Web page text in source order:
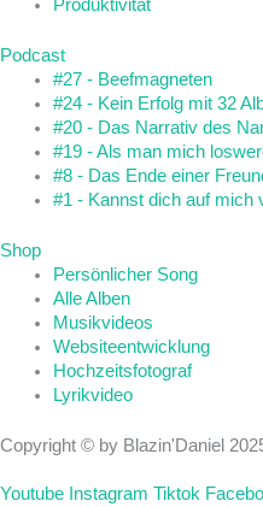
Produktivität
Podcast
#27 - Beefmagneten
#24 - Kein Erfolg mit 32
#20 - Das Narrativ des
#19 - Als man mich
#8 - Das Ende einer
#1 - Kannst dich auf mich
Shop
Persönlicher Song
Alle Alben
Musikvideos
Websiteentwicklung
Hochzeitsfotograf
Lyrikvideo
Copyright © by Blazin'Daniel
Youtube Instagram Tiktok